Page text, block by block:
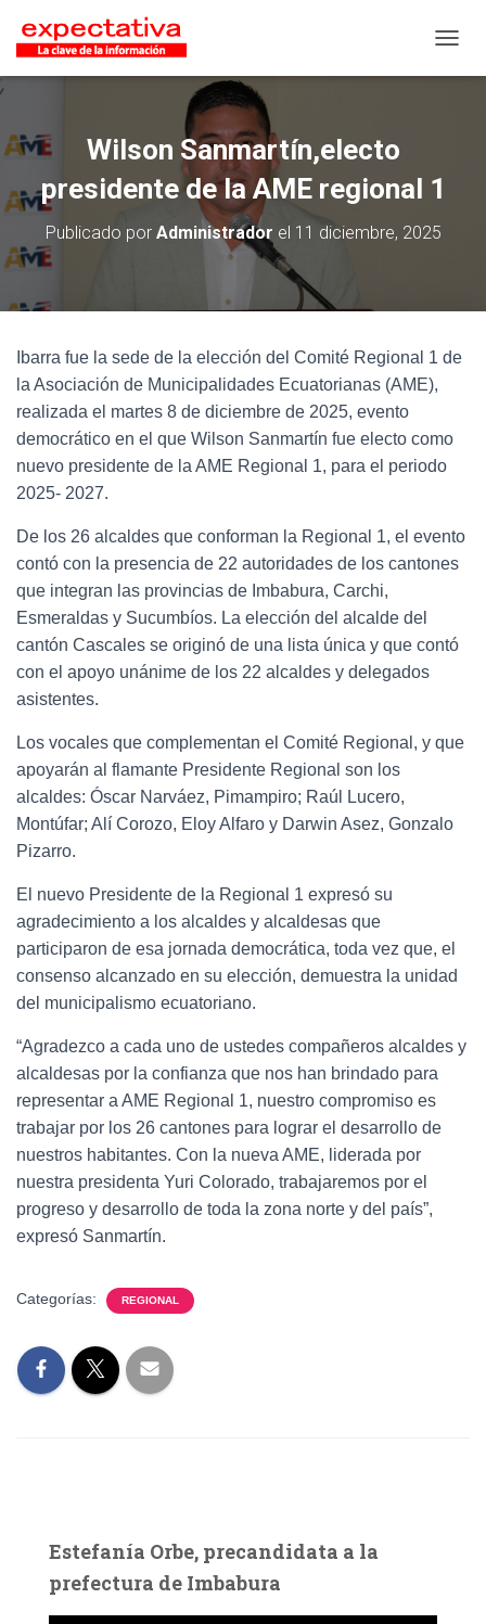
Wilson Sanmartín,electo
presidente de la AME regional 1
Publicado por Administrador el 11 diciembre, 2025
Ibarra fue la sede de la elección del Comité Regional 1 de
la Asociación de Municipalidades Ecuatorianas (AME),
realizada el martes 8 de diciembre de 2025, evento
democrático en el que Wilson Sanmartín fue electo como
nuevo presidente de la AME Regional 1, para el periodo
2025- 2027.
De los 26 alcaldes que conforman la Regional 1, el evento
contó con la presencia de 22 autoridades de los cantones
que integran las provincias de Imbabura, Carchi,
Esmeraldas y Sucumbíos. La elección del alcalde del
cantón Cascales se originó de una lista única y que contó
con el apoyo unánime de los 22 alcaldes y delegados
asistentes.
Los vocales que complementan el Comité Regional, y que
apoyarán al flamante Presidente Regional son los
alcaldes: Óscar Narváez, Pimampiro; Raúl Lucero,
Montúfar; Alí Corozo, Eloy Alfaro y Darwin Asez, Gonzalo
Pizarro.
El nuevo Presidente de la Regional 1 expresó su
agradecimiento a los alcaldes y alcaldesas que
participaron de esa jornada democrática, toda vez que, el
consenso alcanzado en su elección, demuestra la unidad
del municipalismo ecuatoriano.
“Agradezco a cada uno de ustedes compañeros alcaldes y
alcaldesas por la confianza que nos han brindado para
representar a AME Regional 1, nuestro compromiso es
trabajar por los 26 cantones para lograr el desarrollo de
nuestros habitantes. Con la nueva AME, liderada por
nuestra presidenta Yuri Colorado, trabajaremos por el
progreso y desarrollo de toda la zona norte y del país”,
expresó Sanmartín.
Categorías: REGIONAL
Estefanía Orbe, precandidata a la
prefectura de Imbabura